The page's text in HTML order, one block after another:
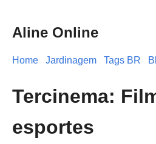
Aline Online
Home Jardinagem Tags BR
Tercinema:
esportes